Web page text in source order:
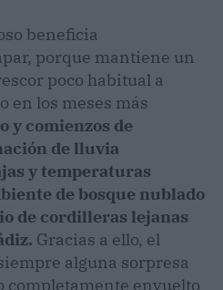
beneficia
porque mantiene un
poco habitual a
en los meses más
y comienzos de
de lluvia
y temperaturas
de bosque nublado
de cordilleras lejanas
Gracias a ello, el
alguna sorpresa
completamente envuelto